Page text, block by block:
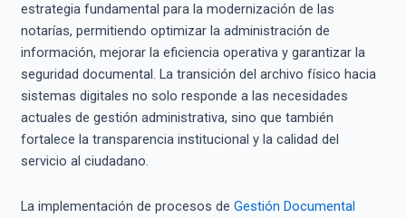
estrategia fundamental para la modernización de las
notarías, permitiendo optimizar la administración de
información, mejorar la eficiencia operativa y garantizar la
seguridad documental. La transición del archivo físico hacia
sistemas digitales no solo responde a las necesidades
actuales de gestión administrativa, sino que también
fortalece la transparencia institucional y la calidad del
servicio al ciudadano.
La implementación de procesos de Gestión Documental